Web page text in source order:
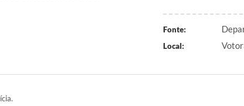
Fonte:
Local: